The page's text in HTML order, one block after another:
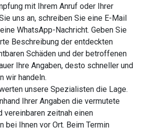
mit Ihrem Anruf oder Ihrer
uns an, schreiben Sie eine E-Mail
WhatsApp-Nachricht. Geben Sie
Beschreibung der entdeckten
Schäden und der betroffenen
Ihre Angaben, desto schneller und
wir handeln.
unsere Spezialisten die Lage.
Ihrer Angaben die vermutete
vereinbaren zeitnah einen
bei Ihnen vor Ort. Beim Termin